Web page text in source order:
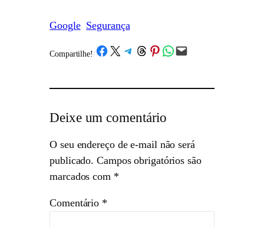
Google Segurança
Compartilhe! /Share on Facebook
Share on X Share on Telegram
Share on Threads
Share on Pinterest
Share on WhatsApp
Email this Page
Deixe um comentário
O seu endereço de e-mail não será
publicado. Campos obrigatórios são
marcados com *
Comentário *